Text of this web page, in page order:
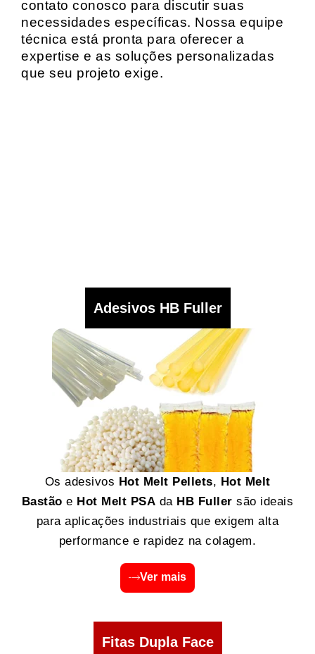
contato conosco para discutir suas
necessidades específicas. Nossa equipe
técnica está pronta para oferecer a
expertise e as soluções personalizadas
que seu projeto exige.
Adesivos HB Fuller
Os adesivos Hot Melt Pellets, Hot Melt
Bastão e Hot Melt PSA da HB Fuller são ideais
para aplicações industriais que exigem alta
performance e rapidez na colagem.
Ver mais
Fitas Dupla Face